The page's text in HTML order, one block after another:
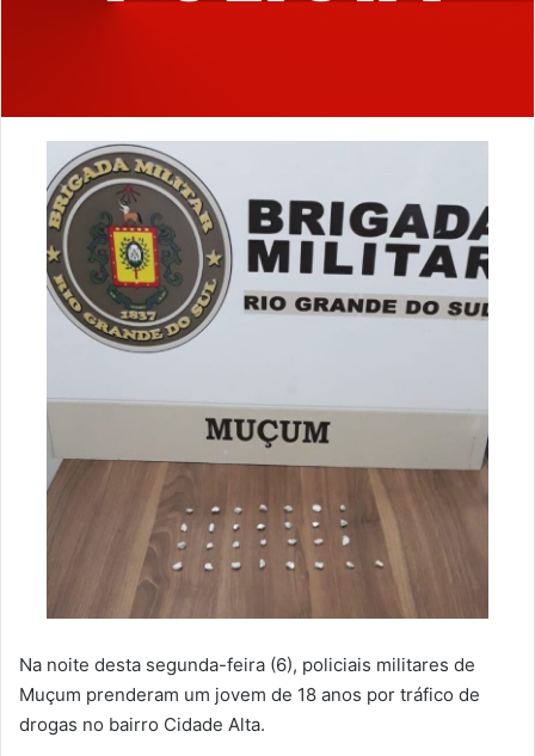
Na noite desta segunda-feira (6), policiais militares de
Muçum prenderam um jovem de 18 anos por tráfico de
drogas no bairro Cidade Alta.